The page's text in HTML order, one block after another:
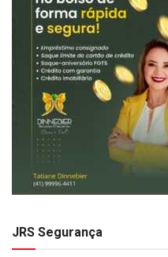
JRS Segurança